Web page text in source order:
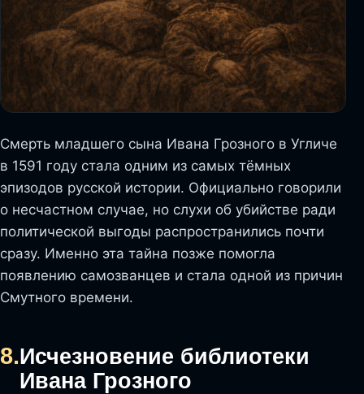
Смерть младшего сына Ивана Грозного в Угличе
в 1591 году стала одним из самых тёмных
эпизодов русской истории. Официально говорили
о несчастном случае, но слухи об убийстве ради
политической выгоды распространились почти
сразу. Именно эта тайна позже помогла
появлению самозванцев и стала одной из причин
Смутного времени.
8.Исчезновение библиотеки
Ивана Грозного